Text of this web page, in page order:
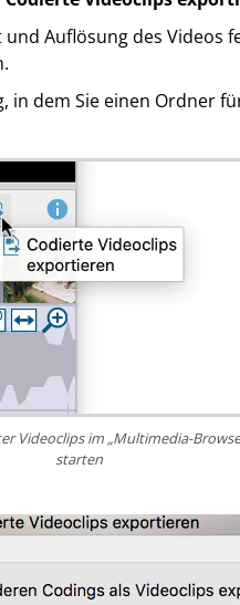
Auflösung des Videos
in dem Sie einen Ordner
Videoclips im „Multimedia-
starten